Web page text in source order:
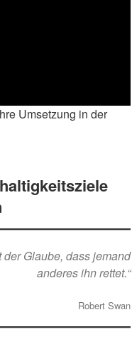
Umsetzung in der
Glaube, dass jemand
anderes ihn rettet.“
Robert Swan